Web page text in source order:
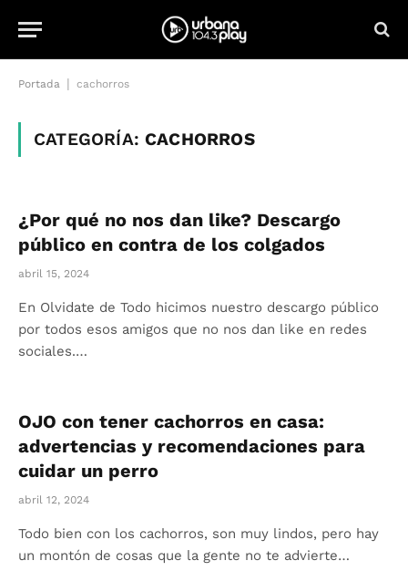
Portada cachorros
CATEGORÍA:CACHORROS
¿Por qué no nos dan like? Descargo
público en contra de los colgados
abril 15, 2024
En Olvidate de Todo hicimos nuestro descargo público
por todos esos amigos que no nos dan like en redes
sociales.…
OJO con tener cachorros en casa:
advertencias y recomendaciones para
cuidar un perro
abril 12, 2024
Todo bien con los cachorros, son muy lindos, pero hay
un montón de cosas que la gente no te advierte…